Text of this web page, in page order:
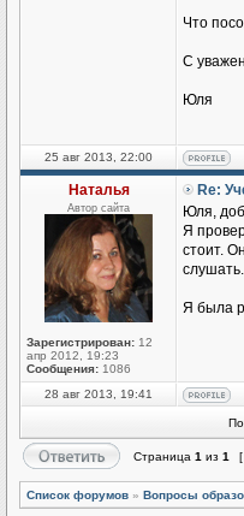
Что
С
Юля
25 авг 2013, 22:00
Наталья
Автор сайта
Зарегистрирован: 12
апр 2012, 19:23
Сообщения: 1086
Re:
Юля,
Я
стоит.
Я была
28 авг 2013, 19:41
Страница 1 из 1
Список форумов » Вопросы